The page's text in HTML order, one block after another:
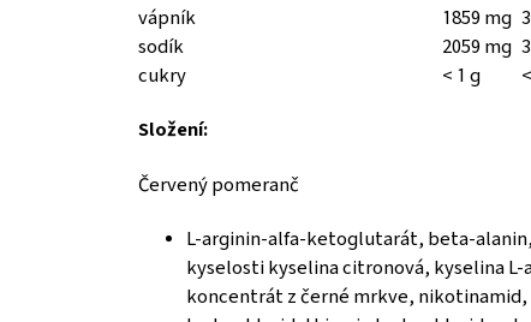
vápník
1859 mg
sodík
2059 mg
cukry
< 1 g
Složení:
Červený pomeranč
L-arginin-alfa-ketoglutarát, beta-
kyselosti kyselina citronová, kyselina
koncentrát z černé mrkve,